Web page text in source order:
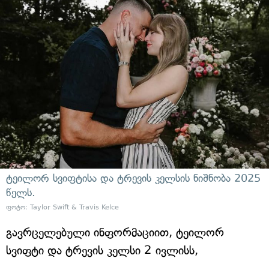
ტეილორ სვიფტისა და ტრევის კელსის ნიშნობა 2025
წელს.
ფოტო: Taylor Swift & Travis Kelce
გავრცელებული ინფორმაციით, ტეილორ
სვიფტი და ტრევის კელსი 2 ივლისს,